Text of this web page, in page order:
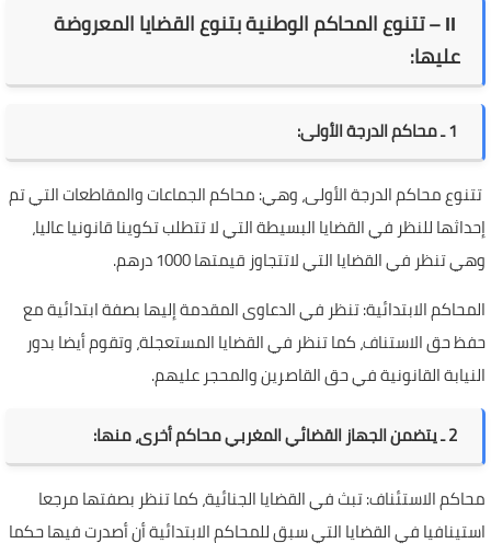
ІІ – تتنوع المحاكم الوطنية بتنوع القضايا المعروضة
عليها:
1 ـ محاكم الدرجة الأولى:
تتنوع محاكم الدرجة الأولى، وهي: محاكم الجماعات والمقاطعات التي تم
إحداثها للنظر في القضايا البسيطة التي لا تتطلب تكوينا قانونيا عاليا،
وهي تنظر في القضايا التي لاتتجاوز قيمتها 1000 درهم.
المحاكم الابتدائية: تنظر في الدعاوى المقدمة إليها بصفة ابتدائية مع
حفظ حق الاستناف، كما تنظر في القضايا المستعجلة، وتقوم أيضا بدور
النيابة القانونية في حق القاصرين والمحجر عليهم.
2 ـ يتضمن الجهاز القضائي المغربي محاكم أخرى، منها:
محاكم الاستئناف: تبث في القضايا الجنائية، كما تنظر بصفتها مرجعا
استينافيا في القضايا التي سبق للمحاكم الابتدائية أن أصدرت فيها حكما